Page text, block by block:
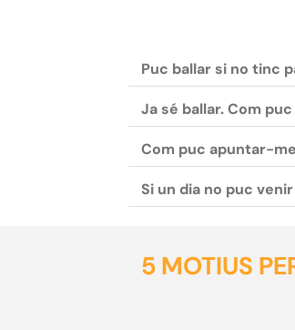
Puc ballar si no tinc
Ja sé ballar. Com
Com puc apuntar-
Si un dia no puc
5 MOTIUS